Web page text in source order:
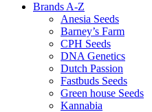
Brands A-Z
Anesia Seeds
Barney’s Farm
CPH Seeds
DNA Genetics
Dutch Passion
Fastbuds Seeds
Green house Seeds
Kannabia